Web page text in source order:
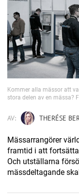
Kommer alla mässor att
stora delen av en mässa?
AV: THERÉSE
Mässarrangörer
framtid i att
Och utställarna
mässdeltagande